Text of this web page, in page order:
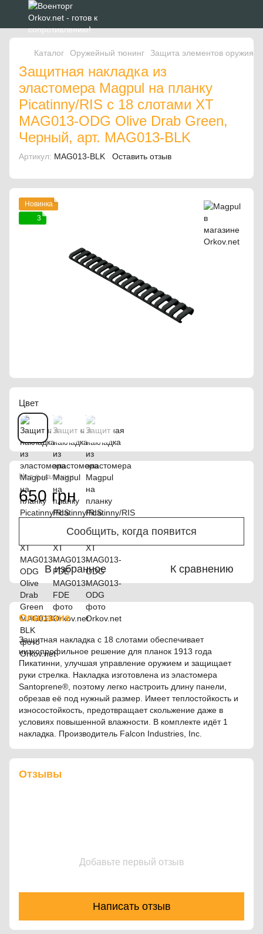
Каталог Оружейный тюнинг Защита элементов оружия
Защитная накладка из
эластомера Magpul на планку
Picatinny/RIS с 18 слотами XT
MAG013-ODG Olive Drab Green,
Черный, арт. MAG013-BLK
Артикул: MAG013-BLK Оставить отзыв
Новинка
3
Цвет
Нет в наличии
650 грн
Сообщить, когда появится
В избранное К сравнению
Описание
Защитная накладка с 18 слотами обеспечивает
низкопрофильное решение для планок 1913 года
Пикатинни, улучшая управление оружием и защищает
руки стрелка. Накладка изготовлена из эластомера
Santoprene®, поэтому легко настроить длину панели,
обрезав её под нужный размер. Имеет теплостойкость и
износостойкость, предотвращает скольжение даже в
условиях повышенной влажности. В комплекте идёт 1
накладка. Производитель Falcon Industries, Inc.
Отзывы
Добавьте первый отзыв
Написать отзыв